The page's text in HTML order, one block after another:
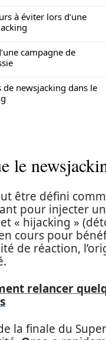
à éviter lors d’une
campagne de
newsjacking dans le
le
être défini
pour injecter
« hijacking »
cours pour
de réaction,
relancer
la finale du